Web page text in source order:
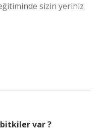
sizin yeriniz
bitkiler var ?